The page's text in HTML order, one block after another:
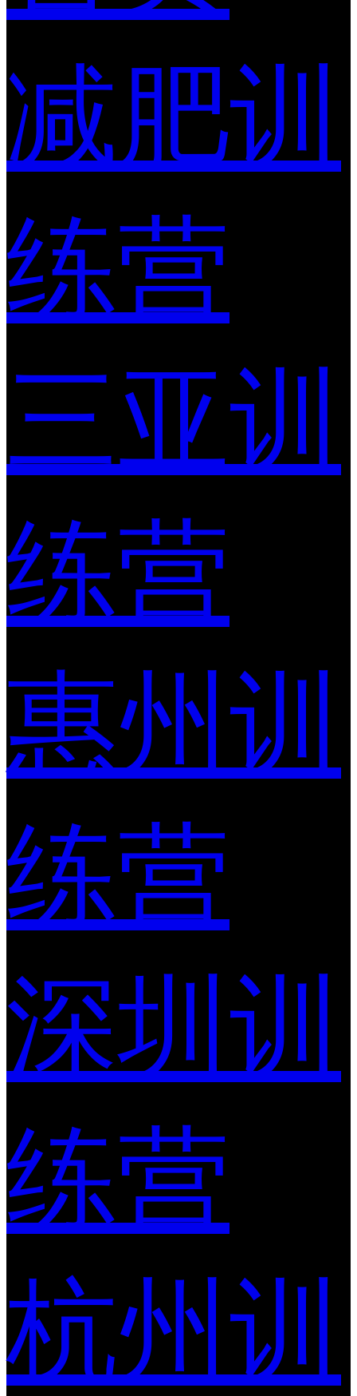
减肥训
练营
三亚训
练营
惠州训
练营
深圳训
练营
杭州训